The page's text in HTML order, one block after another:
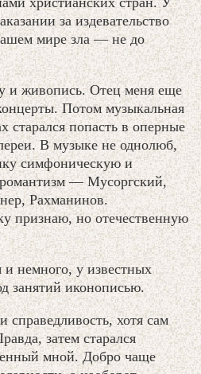
за издевательство
мире зла — не до
и живопись. Отец меня еще
Потом музыкальная
старался попасть в оперные
В музыке не однолюб,
симфоническую и
— Мусоргский,
Рахманинов.
признаю, но отечественную
немного, у известных
занятий иконописью.
хотя сам
затем старался
мной. Добро чаще